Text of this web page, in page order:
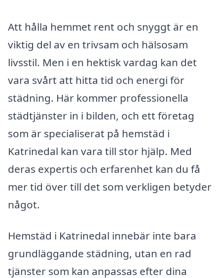
Att hålla hemmet rent och snyggt är en
viktig del av en trivsam och hälsosam
livsstil. Men i en hektisk vardag kan det
vara svårt att hitta tid och energi för
städning. Här kommer professionella
städtjänster in i bilden, och ett företag
som är specialiserat på hemstäd i
Katrinedal kan vara till stor hjälp. Med
deras expertis och erfarenhet kan du få
mer tid över till det som verkligen betyder
något.
Hemstäd i Katrinedal innebär inte bara
grundläggande städning, utan en rad
tjänster som kan anpassas efter dina